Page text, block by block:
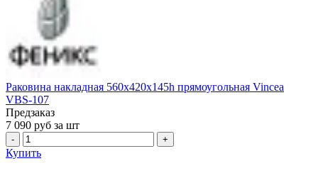
Раковина накладная 560x420x145h прямоугольная Vincea
VBS-107
Предзаказ
7 090 руб за шт
- +
Купить